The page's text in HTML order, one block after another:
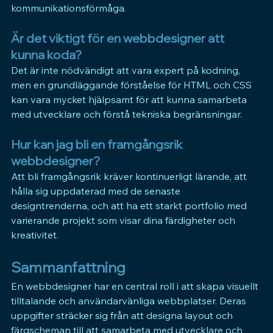
kommunikationsförmåga.
Är det viktigt för en webbdesigner att
kunna koda?
Det är inte nödvändigt att vara expert på kodning,
men en grundläggande förståelse för HTML och CSS
kan vara mycket hjälpsamt för att kunna samarbeta
med utvecklare och förstå tekniska begränsningar.
Hur kan jag bli en framgångsrik
webbdesigner?
Att bli framgångsrik kräver kontinuerligt lärande, att
hålla sig uppdaterad med de senaste
designtrenderna, och att ha ett starkt portfolio med
varierande projekt som visar dina färdigheter och
kreativitet.
Sammanfattning
En webbdesigner har en central roll i att skapa visuellt
tilltalande och användarvänliga webbplatser. Deras
uppgifter sträcker sig från att designa layout och
färgscheman till att samarbeta med utvecklare och